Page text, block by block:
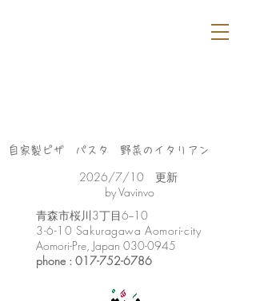
自家製ピザ パスタ 野菜のイタリアン
​2026/7/10 更新
by Vavinvo
​青森市桜川3丁目6−10
3-6-10 Sakuragawa Aomori-city
Aomori-Pre, Japan 030-0945
phone : 017-752-6786